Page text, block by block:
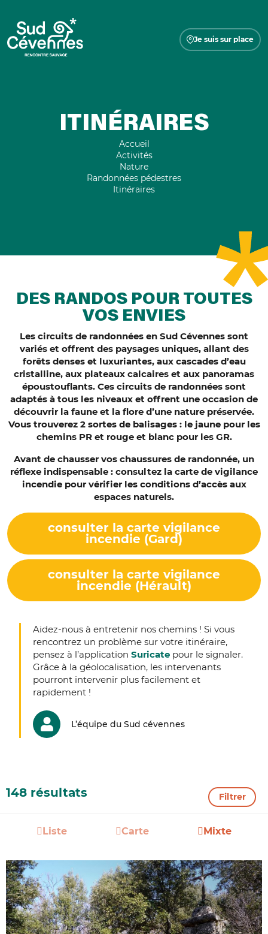
Je suis sur place
ITINÉRAIRES
Accueil
Activités
Nature
Randonnées pédestres
Itinéraires
DES RANDOS POUR TOUTES
VOS ENVIES
Les circuits de randonnées en Sud Cévennes sont
variés et offrent des paysages uniques, allant des
forêts denses et luxuriantes, aux cascades d’eau
cristalline, aux plateaux calcaires et aux panoramas
époustouflants. Ces circuits de randonnées sont
adaptés à tous les niveaux et offrent une occasion de
découvrir la faune et la flore d’une nature préservée.
Vous trouverez 2 sortes de balisages : le jaune pour les
chemins PR et rouge et blanc pour les GR.
Avant de chausser vos chaussures de randonnée, un
réflexe indispensable : consultez la carte de vigilance
incendie pour vérifier les conditions d’accès aux
espaces naturels.
consulter la carte vigilance
incendie (Gard)
consulter la carte vigilance
incendie (Hérault)
Aidez-nous à entretenir nos chemins ! Si vous
rencontrez un problème sur votre itinéraire,
pensez à l’application Suricate pour le signaler.
Grâce à la géolocalisation, les intervenants
pourront intervenir plus facilement et
rapidement !
L’équipe du Sud cévennes
148 résultats Filtrer
Liste Carte Mixte